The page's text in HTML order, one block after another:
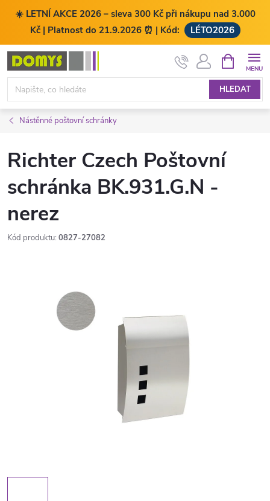
☀️ LETNÍ AKCE 2026 – sleva 300 Kč při nákupu nad 3.000
Kč | Platnost do 21.9.2026 ⏰ | Kód:
LÉTO2026
Přejít
obsah
HLEDAT
NÁKUPNÍ
KOŠÍK
Nástěnné poštovní schránky
Richter Czech Poštovní
schránka BK.931.G.N -
nerez
Kód produktu: 0827-27082